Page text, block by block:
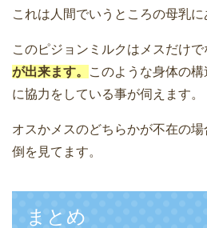
これは人間でいうところの母乳に
このピジョンミルクはメスだけで
が出来ます。
このような身体の
に協力をしている事が伺えます。
オスかメスのどちらかが不在の
倒を見てます。
まとめ